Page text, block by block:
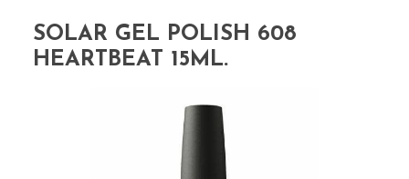
SOLAR GEL POLISH 608
HEARTBEAT 15ML.